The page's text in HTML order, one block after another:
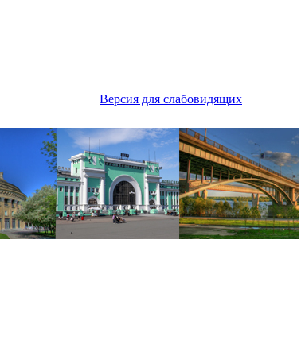
Версия для слабовидящих